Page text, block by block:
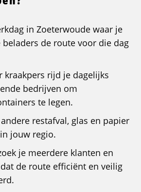
in Zoeterwoude waar je
de route voor die dag
kraakpers rijd je dagelijks
bedrijven om
te legen.
restafval, glas en papier
jouw regio.
je meerdere klanten en
de route efficiënt en veilig